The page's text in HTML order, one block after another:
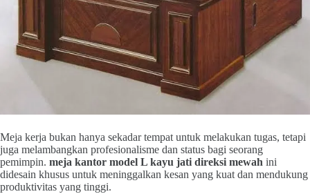
Meja kerja bukan hanya sekadar tempat untuk melakukan tugas, tetapi
juga melambangkan profesionalisme dan status bagi seorang
pemimpin. meja kantor model L kayu jati direksi mewah ini
didesain khusus untuk meninggalkan kesan yang kuat dan mendukung
produktivitas yang tinggi.